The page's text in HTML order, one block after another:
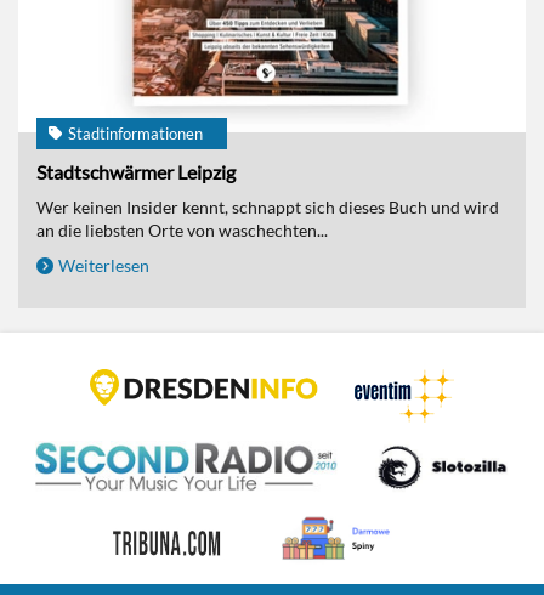
Stadtinformationen
Stadtschwärmer Leipzig
Wer keinen Insider kennt, schnappt sich dieses Buch und wird
an die liebsten Orte von waschechten...
Weiterlesen